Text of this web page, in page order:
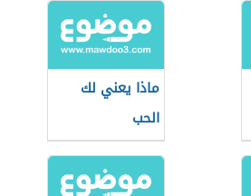
ماذا يعني لك
الحب